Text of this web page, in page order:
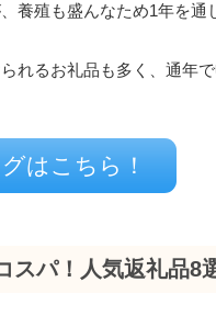
養殖も盛んなため1年を通
れるお礼品も多く、通年
はこちら！
スパ！人気返礼品8